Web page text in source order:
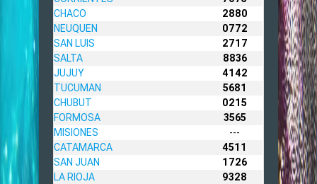
CHACO
2880
NEUQUEN
0772
SAN LUIS
2717
SALTA
8836
JUJUY
4142
TUCUMAN
5681
CHUBUT
0215
FORMOSA
3565
MISIONES
---
CATAMARCA
4511
SAN JUAN
1726
LA RIOJA
9328